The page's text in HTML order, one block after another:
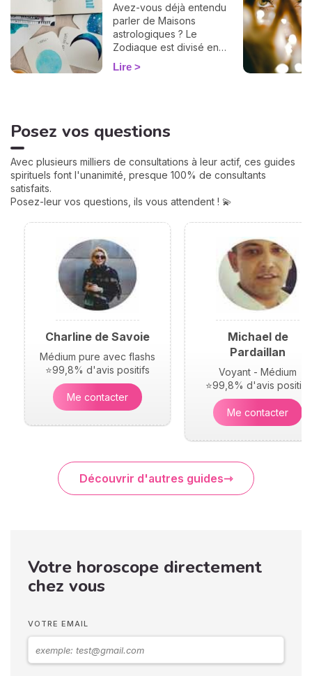
Avez-vous déjà entendu
parler de Maisons
astrologiques ? Le
Zodiaque est divisé en
douze Maisons et chacune
correspond à une sphère
naissance, elles jouent un
rôle très important pour
personnalité et votre avenir.
Voici leurs significations !
Lire
Posez vos questions
Avec plusieurs milliers de consultations à leur actif, ces guides
spirituels font l'unanimité, presque 100% de consultants
satisfaits.
Posez-leur vos questions, ils vous attendent ! 💫
Charline de Savoie
Médium pure avec flashs
⭐99,8% d'avis positifs
Me contacter
Michael de
Pardaillan
Voyant - Médium
⭐99,8% d'avis positifs
Me contacter
Découvrir d'autres guides
Votre horoscope directement
chez vous
VOTRE EMAIL